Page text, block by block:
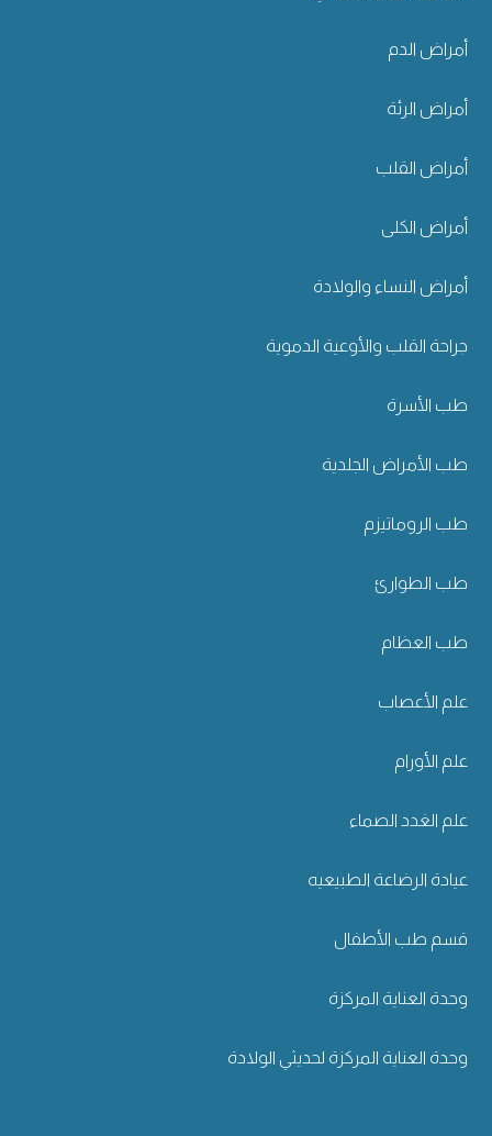
أمراض الدم
أمراض الرئة
أمراض القلب
أمراض الكلى
أمراض النساء والولادة
جراحة القلب والأوعية الدموية
طب الأسرة
طب الأمراض الجلدية
طب الروماتيزم
طب الطوارئ
طب العظام
علم الأعصاب
علم الأورام
علم الغدد الصماء
عيادة الرضاعة الطبيعيه
قسم طب الأطفال
وحدة العناية المركزة
وحدة العناية المركزة لحديثي الولادة